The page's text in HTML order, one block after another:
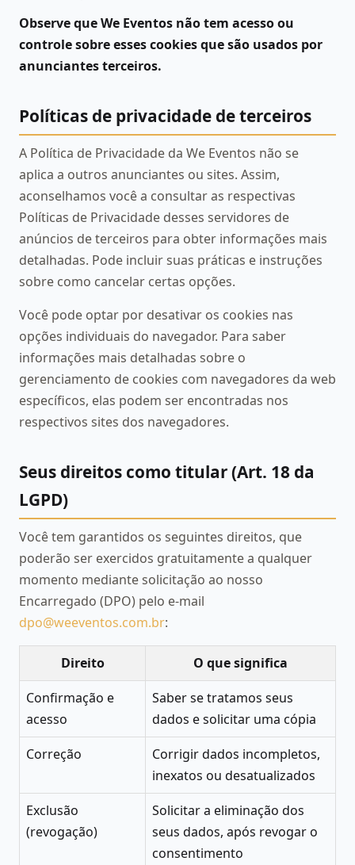
Observe que We Eventos não tem acesso ou
controle sobre esses cookies que são usados por
anunciantes terceiros.
Políticas de privacidade de terceiros
A Política de Privacidade da We Eventos não se
aplica a outros anunciantes ou sites. Assim,
aconselhamos você a consultar as respectivas
Políticas de Privacidade desses servidores de
anúncios de terceiros para obter informações mais
detalhadas. Pode incluir suas práticas e instruções
sobre como cancelar certas opções.
Você pode optar por desativar os cookies nas
opções individuais do navegador. Para saber
informações mais detalhadas sobre o
gerenciamento de cookies com navegadores da web
específicos, elas podem ser encontradas nos
respectivos sites dos navegadores.
Seus direitos como titular (Art. 18 da
LGPD)
Você tem garantidos os seguintes direitos, que
poderão ser exercidos gratuitamente a qualquer
momento mediante solicitação ao nosso
Encarregado (DPO) pelo e-mail
dpo@weeventos.com.br:
Direito
O que significa
Confirmação e
acesso
Saber se tratamos seus
dados e solicitar uma cópia
Correção
Corrigir dados incompletos,
inexatos ou desatualizados
Exclusão
(revogação)
Solicitar a eliminação dos
seus dados, após revogar o
consentimento